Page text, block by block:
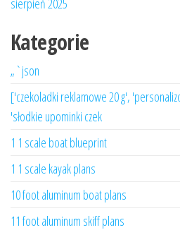
sierpień 2025
Kategorie
„`json
['czekoladki reklamowe 20 g',
'słodkie upominki czek
1 1 scale boat blueprint
1 1 scale kayak plans
10 foot aluminum boat plans
11 foot aluminum skiff plans